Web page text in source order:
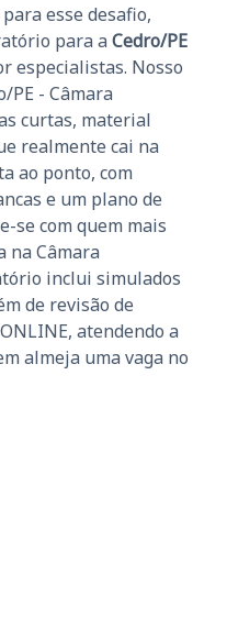
esse desafio,
para a Cedro/PE
especialistas. Nosso
PE - Câmara
curtas, material
realmente cai na
ao ponto, com
e um plano de
se com quem mais
na Câmara
inclui simulados
de revisão de
atendendo a
almeja uma vaga no